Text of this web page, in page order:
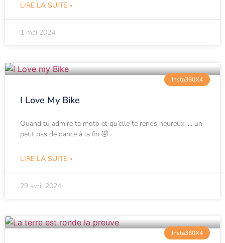
LIRE LA SUITE »
1 mai 2024
Insta360X4
I Love My Bike
Quand tu admire ta moto et qu’elle te rends heureux …. un
petit pas de dance à la fin 🤣
LIRE LA SUITE »
29 avril 2024
Insta360X4